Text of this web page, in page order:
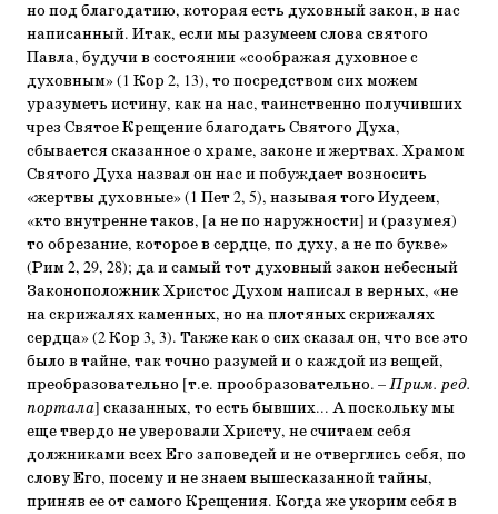
но под благодатию, которая есть духовный закон, в нас
написанный. Итак, если мы разумеем слова святого
Павла, будучи в состоянии «соображая духовное с
духовным» (1 Кор 2, 13), то посредством сих можем
уразуметь истину, как на нас, таинственно получивших
чрез Святое Крещение благодать Святого Духа,
сбывается сказанное о храме, законе и жертвах. Храмом
Святого Духа назвал он нас и побуждает возносить
«жертвы духовные» (1 Пет 2, 5), называя того Иудеем,
«кто внутренне таков, [а не по наружности] и (разумея)
то обрезание, которое в сердце, по духу, а не по букве»
(Рим 2, 29, 28); да и самый тот духовный закон небесный
Законоположник Христос Духом написал в верных, «не
на скрижалях каменных, но на плотяных скрижалях
сердца» (2 Кор 3, 3). Также как о сих сказал он, что все это
было в тайне, так точно разумей и о каждой из вещей,
преобразовательно [т.е. прообразовательно. –Прим. ред.
портала] сказанных, то есть бывших... А поскольку мы
еще твердо не уверовали Христу, не считаем себя
должниками всех Его заповедей и не отверглись себя, по
слову Его, посему и не знаем вышесказанной тайны,
приняв ее от самого Крещения. Когда же укорим себя в